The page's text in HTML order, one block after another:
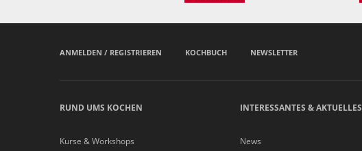
ANMELDEN / REGISTRIEREN KOCHBUCH NEWSLETTER
RUND UMS KOCHEN
Kurse & Workshops
INTERESSANTES & AKTUELLES
News